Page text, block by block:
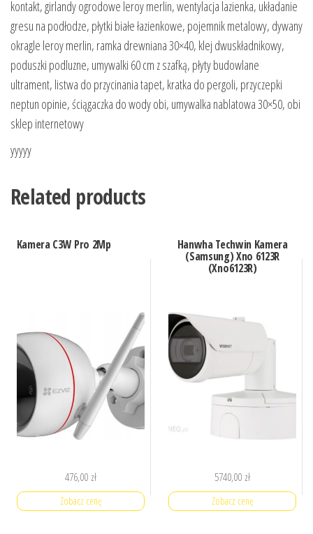
kontakt, girlandy ogrodowe leroy merlin, wentylacja lazienka, układanie
gresu na podłodze, płytki białe łazienkowe, pojemnik metalowy, dywany
okragle leroy merlin, ramka drewniana 30×40, klej dwuskładnikowy,
poduszki podluzne, umywalki 60 cm z szafką, płyty budowlane
ultrament, listwa do przycinania tapet, kratka do pergoli, przyczepki
neptun opinie, ściągaczka do wody obi, umywalka nablatowa 30×50, obi
sklep internetowy
yyyyy
Related products
Kamera C3W Pro 2Mp
476,00 zł
Zobacz cenę
Hanwha Techwin Kamera
(Samsung) Xno 6123R
(Xno6123R)
5740,00 zł
Zobacz cenę